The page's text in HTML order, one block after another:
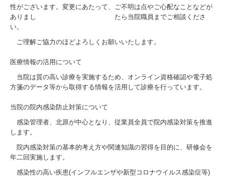
性がございます。変更にあたって、ご不明は点やご心配なことなどが
ありまし たら当院職員までご相談くださ
い。
ご理解ご協力のほどよろしくお願いいたします。
医療情報の活用について
当院は質の高い診療を実施するため、オンライン資格確認や電子処
方箋のデータ等から取得する情報を活用して診療を行っています。
当院の院内感染防止対策について
感染管理者、北原が中心となり、従業員全員で院内感染対策を推進
します。
院内感染対策の基本的考え方や関連知識の習得を目的に、研修会を
年二回実施します。
感染性の高い疾患(インフルエンザや新型コロナウイルス感染症等)